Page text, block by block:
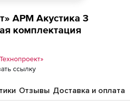
АРМ Акустика 3
комплектация
ссылку
Отзывы Доставка и оплата